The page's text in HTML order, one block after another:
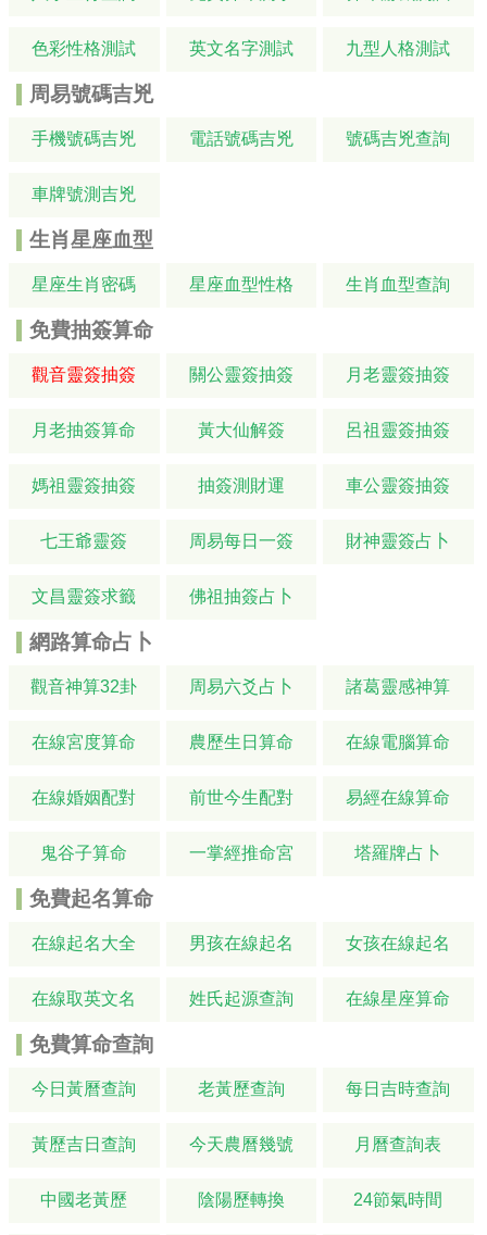
色彩性格測試 英文名字測試 九型人格測試
周易號碼吉兇
手機號碼吉兇 電話號碼吉兇 號碼吉兇查詢
車牌號測吉兇
生肖星座血型
星座生肖密碼 星座血型性格 生肖血型查詢
免費抽簽算命
觀音靈簽抽簽 關公靈簽抽簽 月老靈簽抽簽
月老抽簽算命 黃大仙解簽 呂祖靈簽抽簽
媽祖靈簽抽簽 抽簽測財運 車公靈簽抽簽
七王爺靈簽 周易每日一簽 財神靈簽占卜
文昌靈簽求籤 佛祖抽簽占卜
網路算命占卜
觀音神算32卦 周易六爻占卜 諸葛靈感神算
在線宮度算命 農歷生日算命 在線電腦算命
在線婚姻配對 前世今生配對 易經在線算命
鬼谷子算命 一掌經推命宮 塔羅牌占卜
免費起名算命
在線起名大全 男孩在線起名 女孩在線起名
在線取英文名 姓氏起源查詢 在線星座算命
免費算命查詢
今日黃曆查詢 老黃歷查詢 每日吉時查詢
黃歷吉日查詢 今天農曆幾號 月曆查詢表
中國老黃歷 陰陽歷轉換 24節氣時間